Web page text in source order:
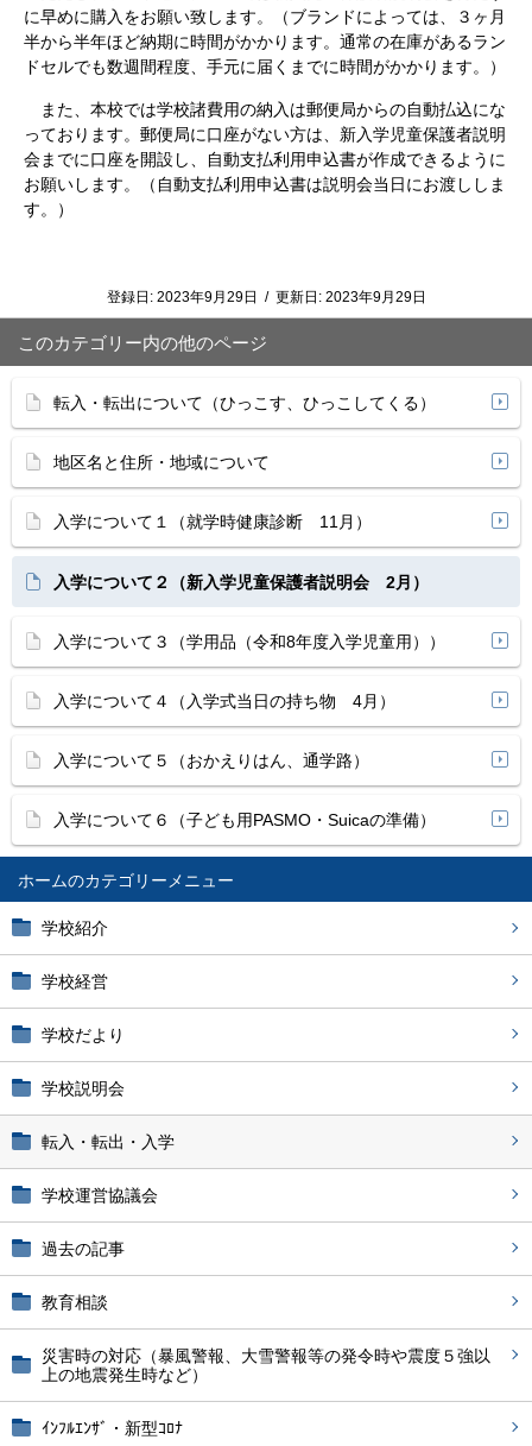
ホーム
学校紹介
学校経営
学校だより
学校説明会
転入・転出・入学
学校運営協議会
過去の記事
教育相談
災害時の対応（暴風警報、大雪警報等の発令時や震度５強以
上の地震発生時など）
ｲﾝﾌﾙｴﾝｻﾞ・新型ｺﾛﾅ
に早めに購入をお願い致します。（ブランドによっては、３ヶ月
半から半年ほど納期に時間がかかります。通常の在庫があるラン
ドセルでも数週間程度、手元に届くまでに時間がかかります。）
また、本校では学校諸費用の納入は郵便局からの自動払込にな
っております。郵便局に口座がない方は、新入学児童保護者説明
会までに口座を開設し、自動支払利用申込書が作成できるように
お願いします。（自動支払利用申込書は説明会当日にお渡ししま
す。）
登録日: 2023年9月29日 / 更新日: 2023年9月29日
このカテゴリー内の他のページ
転入・転出について（ひっこす、ひっこしてくる）
地区名と住所・地域について
入学について１（就学時健康診断 11月）
入学について２（新入学児童保護者説明会 2月）
入学について３（学用品（令和8年度入学児童用））
入学について４（入学式当日の持ち物 4月）
入学について５（おかえりはん、通学路）
入学について６（子ども用PASMO・Suicaの準備）